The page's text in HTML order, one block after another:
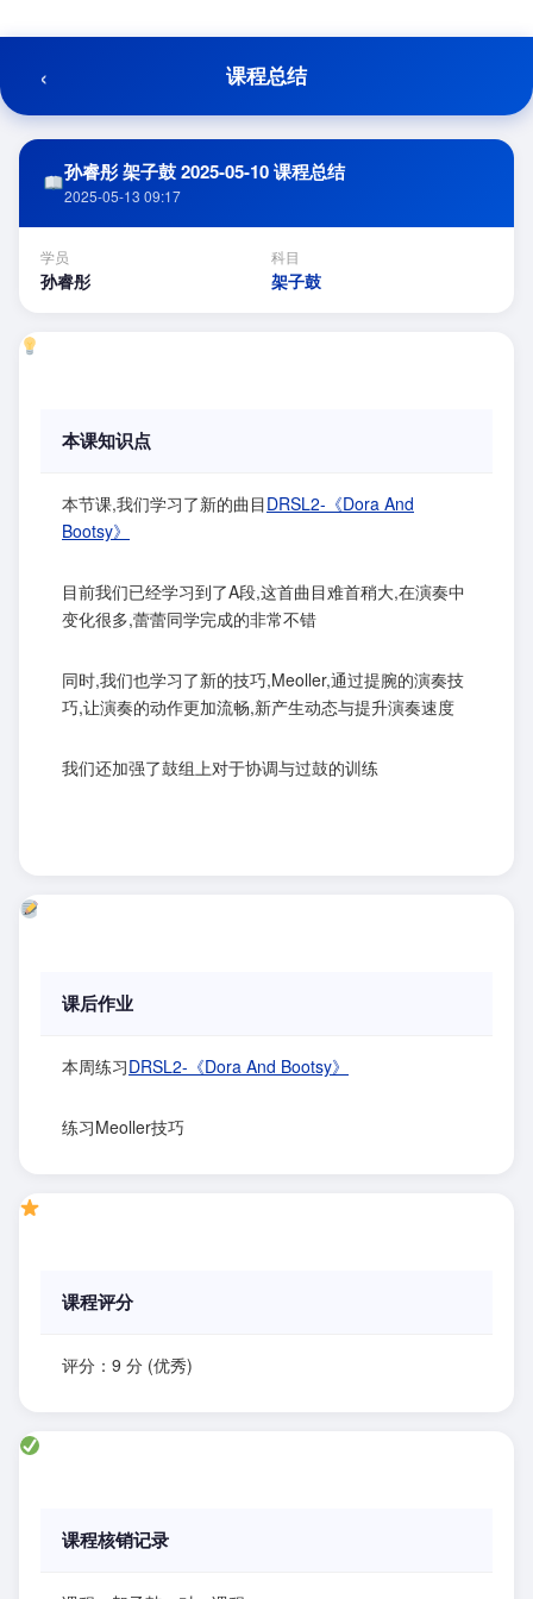
至
容
‹ 课程总结
孙睿彤 架子鼓 2025-05-10 课程总结
2025-05-13 09:17
学员
孙睿彤
科目
架子鼓
本课知识点
本节课,我们学习了新的曲目DRSL2-《Dora And
Bootsy》
目前我们已经学习到了A段,这首曲目难首稍大,在演奏中
变化很多,蕾蕾同学完成的非常不错
同时,我们也学习了新的技巧,Meoller,通过提腕的演奏技
巧,让演奏的动作更加流畅,新产生动态与提升演奏速度
我们还加强了鼓组上对于协调与过鼓的训练
课后作业
本周练习DRSL2-《Dora And Bootsy》
练习Meoller技巧
课程评分
评分：9 分 (优秀)
课程核销记录